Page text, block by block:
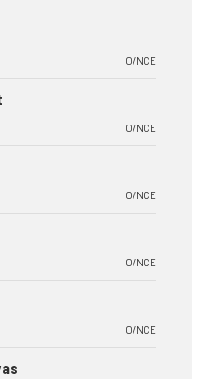
O/NCE
O/NCE
O/NCE
O/NCE
O/NCE